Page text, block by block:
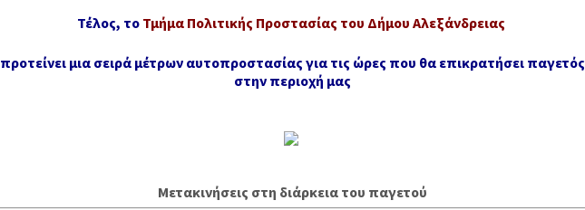
Τέλος, το Τμήμα Πολιτικής Προστασίας του Δήμου Αλεξάνδρειας
προτείνει μια σειρά μέτρων αυτοπροστασίας για τις ώρες που θα επικρατήσει παγετός
στην περιοχή μας
Μετακινήσεις στη διάρκεια του παγετού